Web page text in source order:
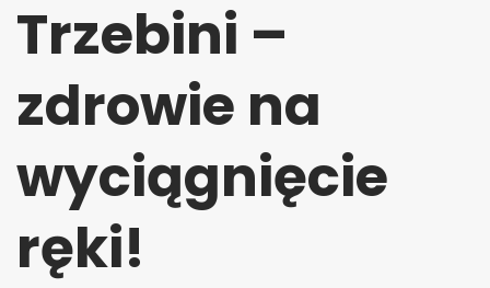
Trzebini –
zdrowie na
wyciągnięcie
ręki!